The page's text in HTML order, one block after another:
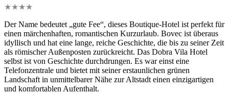
★★★★
Der Name bedeutet „gute Fee“, dieses Boutique-Hotel ist perfekt für
einen märchenhaften, romantischen Kurzurlaub. Bovec ist überaus
idyllisch und hat eine lange, reiche Geschichte, die bis zu seiner Zeit
als römischer Außenposten zurückreicht. Das Dobra Vila Hotel
selbst ist von Geschichte durchdrungen. Es war einst eine
Telefonzentrale und bietet mit seiner erstaunlichen grünen
Landschaft in unmittelbarer Nähe zur Altstadt einen einzigartigen
und komfortablen Aufenthalt.